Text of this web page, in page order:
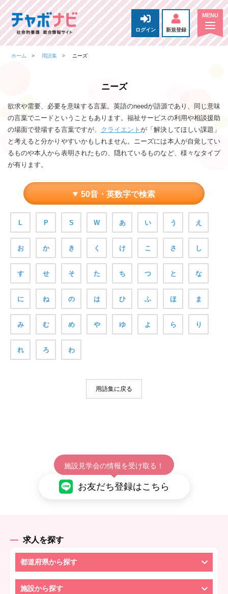
ログイン 新規登録
ホーム 用語集 ニーズ
ニーズ
欲求や需要、必要を意味する言葉。英語のneedが語源であり、同じ意味
の言葉でニードということもあります。福祉サービスの利用や相談援助
の場面で登場する言葉ですが、 クライエントが「解決してほしい課題」
と考えると分かりやすいかもしれません。ニーズには本人が自覚してい
るものや本人から表明されたもの、隠れているものなど、様々なタイプ
が有ります。
50音・英数字で検索
L P S W あ い う え
お か き く け こ さ し
す せ そ た ち つ と な
に ね の は ひ ふ ほ ま
み む め や ゆ よ ら り
れ ろ わ
用語集に戻る
施設見学会の情報を受け取る！
お友だち登録はこちら
求人を探す
都道府県から探す
施設から探す